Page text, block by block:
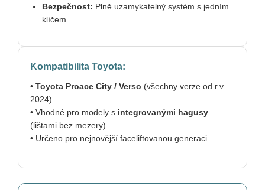
Bezpečnost: Plně uzamykatelný systém s jedním
klíčem.
Kompatibilita Toyota:
• Toyota Proace City / Verso (všechny verze od r.v.
2024)
• Vhodné pro modely s integrovanými hagusy
(lištami bez mezery).
• Určeno pro nejnovější faceliftovanou generaci.